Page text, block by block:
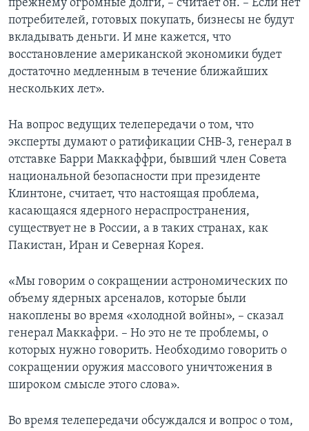
прежнему огромные долги, – считает он. – Если нет
потребителей, готовых покупать, бизнесы не будут
вкладывать деньги. И мне кажется, что
восстановление американской экономики будет
достаточно медленным в течение ближайших
нескольких лет».
На вопрос ведущих телепередачи о том, что
эксперты думают о ратификации СНВ-3, генерал в
отставке Барри Маккаффри, бывший член Совета
национальной безопасности при президенте
Клинтоне, считает, что настоящая проблема,
касающаяся ядерного нераспространения,
существует не в России, а в таких странах, как
Пакистан, Иран и Северная Корея.
«Мы говорим о сокращении астрономических по
объему ядерных арсеналов, которые были
накоплены во время «холодной войны», – сказал
генерал Маккафри. – Но это не те проблемы, о
которых нужно говорить. Необходимо говорить о
сокращении оружия массового уничтожения в
широком смысле этого слова».
Во время телепередачи обсуждался и вопрос о том,